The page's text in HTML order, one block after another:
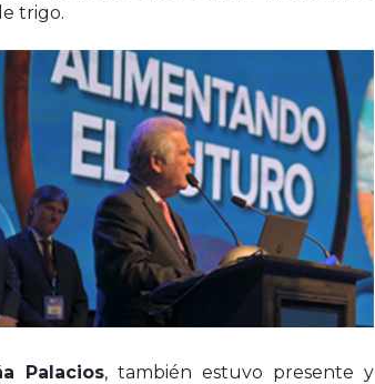
trigo.
Palacios, también estuvo presente y